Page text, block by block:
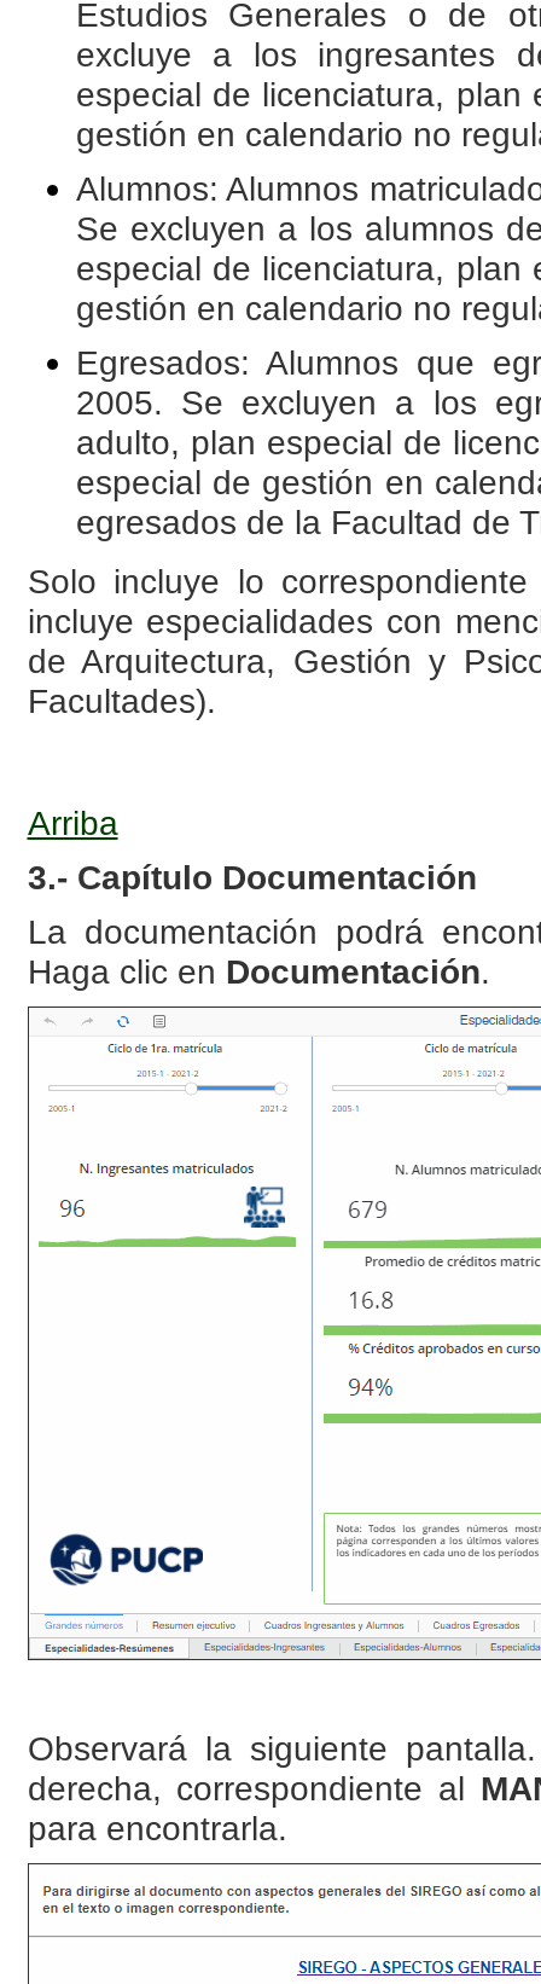
Estudios Generales o de
excluye a los ingresantes
especial de licenciatura,
gestión en calendario no
Alumnos: Alumnos
Se excluyen a los alumnos
especial de licenciatura,
gestión en calendario no
Egresados: Alumnos que
2005. Se excluyen a los
adulto, plan especial de
especial de gestión en
egresados de la Facultad de
Solo incluye lo
incluye especialidades con
de Arquitectura, Gestión y
Facultades).
Arriba
3.- Capítulo Documentación
La documentación podrá
Haga clic en Documentación.
Observará la siguiente
derecha, correspondiente al
para encontrarla.